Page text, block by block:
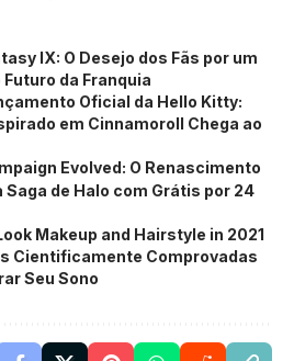
IX: O Desejo dos Fãs por um
Futuro da Franquia
Oficial da Hello Kitty:
em Cinnamoroll Chega ao
Evolved: O Renascimento
Saga de Halo com Grátis por 24
Makeup and Hairstyle in 2021
Cientificamente Comprovadas
Seu Sono